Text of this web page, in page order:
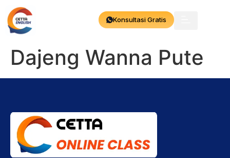
Konsultasi Gratis
Dajeng Wanna Pute